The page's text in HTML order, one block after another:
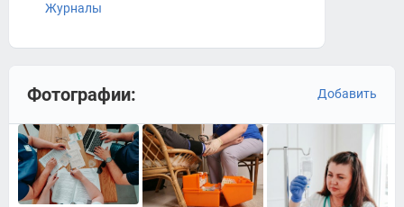
Журналы
Фотографии: Добавить